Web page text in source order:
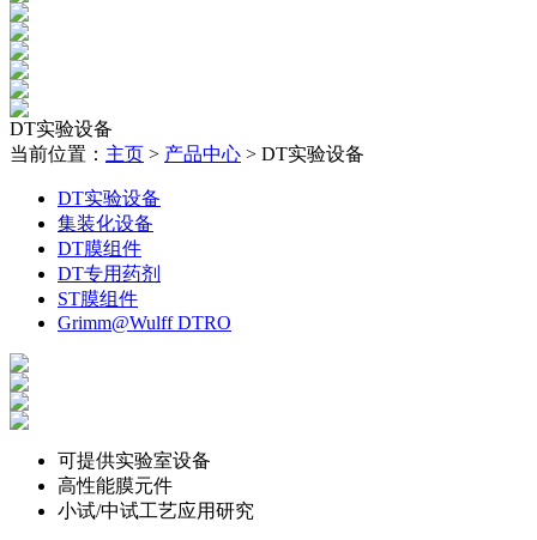
DT实验设备
当前位置： 主页 > 产品中心 > DT实验设备
DT实验设备
集装化设备
DT膜组件
DT专用药剂
ST膜组件
Grimm@Wulff DTRO
可提供实验室设备
高性能膜元件
小试/中试工艺应用研究